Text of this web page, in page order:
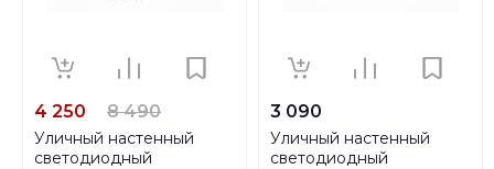
4 250 8 490
Уличный настенный
светодиодный
3 090
Уличный настенный
светодиодный